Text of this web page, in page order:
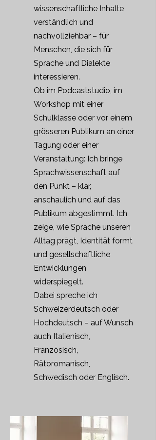
wissenschaftliche Inhalte
verständlich und
nachvollziehbar – für
Menschen, die sich für
Sprache und Dialekte
interessieren.
Ob im Podcaststudio, im
Workshop mit einer
Schulklasse oder vor einem
grösseren Publikum an einer
Tagung oder einer
Veranstaltung: Ich bringe
Sprachwissenschaft auf
den Punkt – klar,
anschaulich und auf das
Publikum abgestimmt. Ich
zeige, wie Sprache unseren
Alltag prägt, Identität formt
und gesellschaftliche
Entwicklungen
widerspiegelt.
Dabei spreche ich
Schweizerdeutsch oder
Hochdeutsch – auf Wunsch
auch Italienisch,
Französisch,
Rätoromanisch,
Schwedisch oder Englisch.